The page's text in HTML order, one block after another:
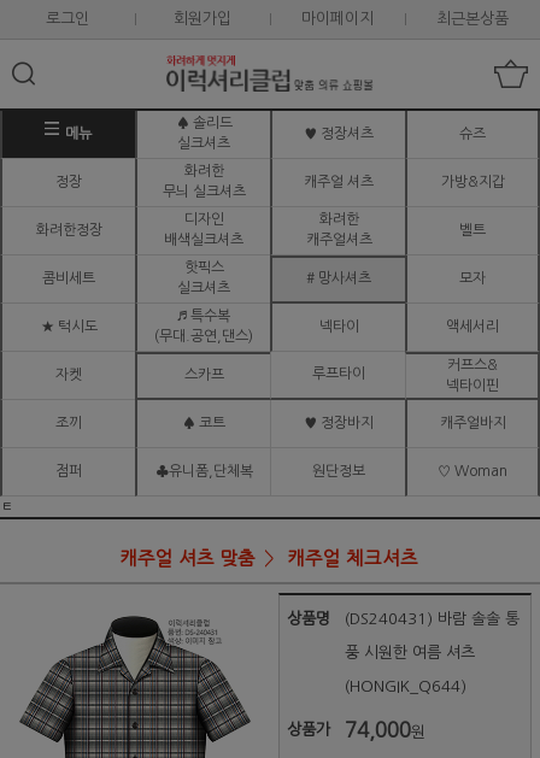
로그인 회원가입 마이페이지 최근본상품
메뉴
♠ 솔리드
실크셔츠
♥ 정장셔츠 슈즈
정장
화려한
무늬 실크셔츠
캐주얼 셔츠 가방&지갑
화려한정장
디자인
배색실크셔츠
화려한
캐주얼셔츠
벨트
콤비세트
핫픽스
실크셔츠
# 망사셔츠 모자
★ 턱시도
♬ 특수복
(무대.공연,댄스)
넥타이 액세서리
자켓 스카프 루프타이
커프스&
넥타이핀
조끼 ♠ 코트 ♥ 정장바지 캐주얼바지
점퍼 ♣유니폼,단체복 원단정보 ♡ Woman
ㅌ
캐주얼 셔츠 맞춤 캐주얼 체크셔츠
상품명 (DS240431) 바람 솔솔 통
풍 시원한 여름 셔츠
(HONGIK_Q644)
상품가 74,000원